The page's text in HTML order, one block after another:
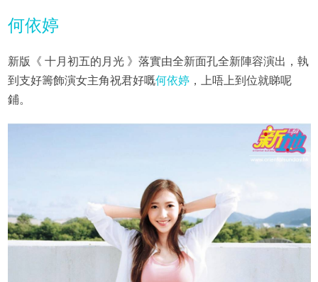
何依婷
新版《 十月初五的月光 》落實由全新面孔全新陣容演出，執
到支好籌飾演女主角祝君好嘅何依婷，上唔上到位就睇呢
鋪。